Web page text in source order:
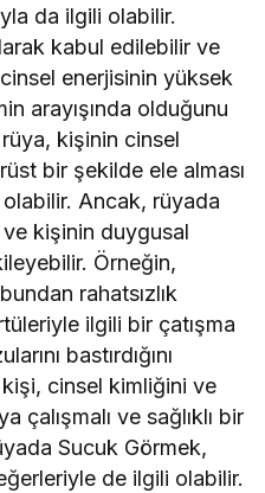
da ilgili olabilir.
kabul edilebilir ve
enerjisinin yüksek
arayışında olduğunu
kişinin cinsel
bir şekilde ele alması
Ancak, rüyada
kişinin duygusal
Örneğin,
rahatsızlık
ilgili bir çatışma
bastırdığını
cinsel kimliğini ve
çalışmalı ve sağlıklı bir
Sucuk Görmek,
de ilgili olabilir.